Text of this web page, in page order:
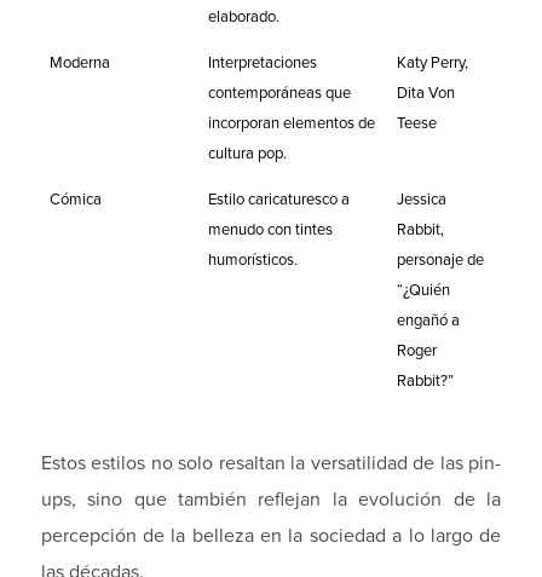
elaborado.
Moderna
Interpretaciones
contemporáneas que
incorporan elementos de
cultura pop.
Katy Perry,
Dita Von
Teese
Cómica
Estilo caricaturesco a
menudo con tintes
humorísticos.
Jessica
Rabbit,
personaje de
“¿Quién
engañó a
Roger
Rabbit?”
Estos estilos no solo resaltan la versatilidad de las pin-
ups, sino que también reflejan la evolución de la
percepción de la belleza en la sociedad a lo largo de
las décadas.